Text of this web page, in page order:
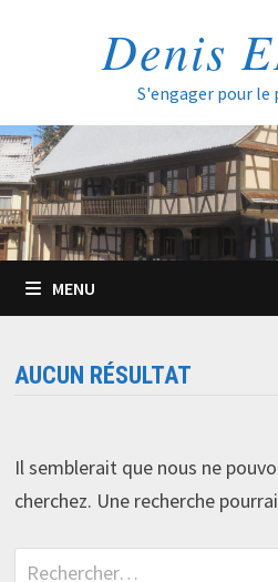
Denis
S'engager pour
MENU
AUCUN RÉSULTAT
Il semblerait que nous ne
cherchez. Une recherche
Rechercher :